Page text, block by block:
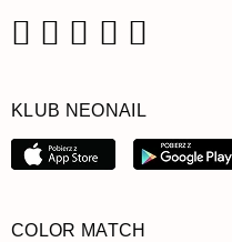
KLUB NEONAIL
COLOR MATCH